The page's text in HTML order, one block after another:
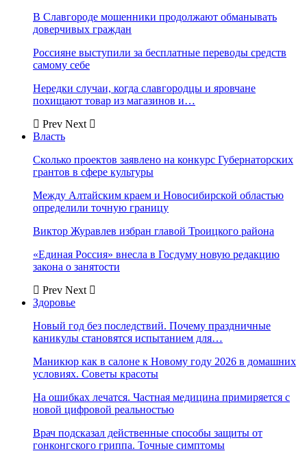
В Славгороде мошенники продолжают обманывать
доверчивых граждан
Россияне выступили за бесплатные переводы средств
самому себе
Нередки случаи, когда славгородцы и яровчане
похищают товар из магазинов и…
Prev Next
Власть
Сколько проектов заявлено на конкурс Губернаторских
грантов в сфере культуры
Между Алтайским краем и Новосибирской областью
определили точную границу
Виктор Журавлев избран главой Троицкого района
«Единая Россия» внесла в Госдуму новую редакцию
закона о занятости
Prev Next
Здоровье
Новый год без последствий. Почему праздничные
каникулы становятся испытанием для…
Маникюр как в салоне к Новому году 2026 в домашних
условиях. Советы красоты
На ошибках лечатся. Частная медицина примиряется с
новой цифровой реальностью
Врач подсказал действенные способы защиты от
гонконгского гриппа. Точные симптомы